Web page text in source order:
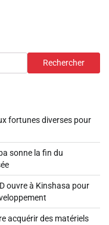
Rechercher
fortunes diverses pour
sonne la fin du
ouvre à Kinshasa pour
acquérir des matériels